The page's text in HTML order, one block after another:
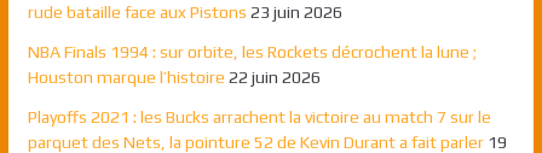
rude bataille face aux Pistons 23 juin 2026
NBA Finals 1994 : sur orbite, les Rockets décrochent la lune ;
Houston marque l’histoire 22 juin 2026
Playoffs 2021 : les Bucks arrachent la victoire au match 7 sur le
parquet des Nets, la pointure 52 de Kevin Durant a fait parler 19